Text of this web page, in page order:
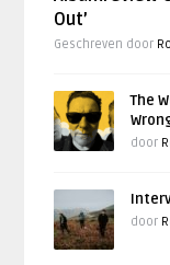
Out’
Geschreven door
The
door
door